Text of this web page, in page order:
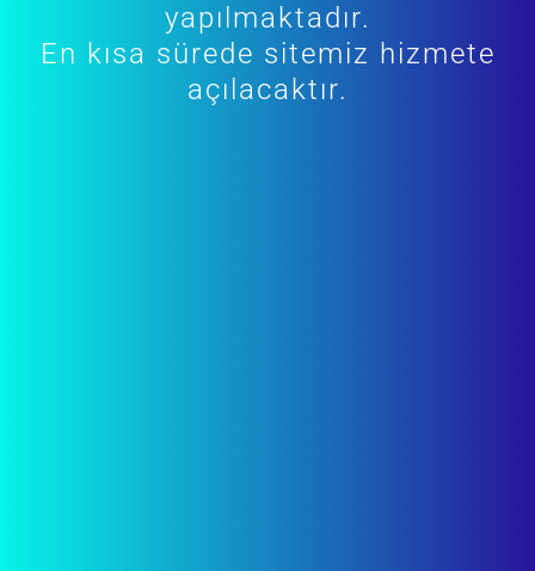
yapılmaktadır.
En kısa sürede sitemiz hizmete
açılacaktır.